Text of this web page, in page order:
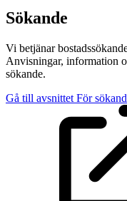
Sökande
Vi betjänar
Anvisningar, information
sökande.
Gå till avsnittet För